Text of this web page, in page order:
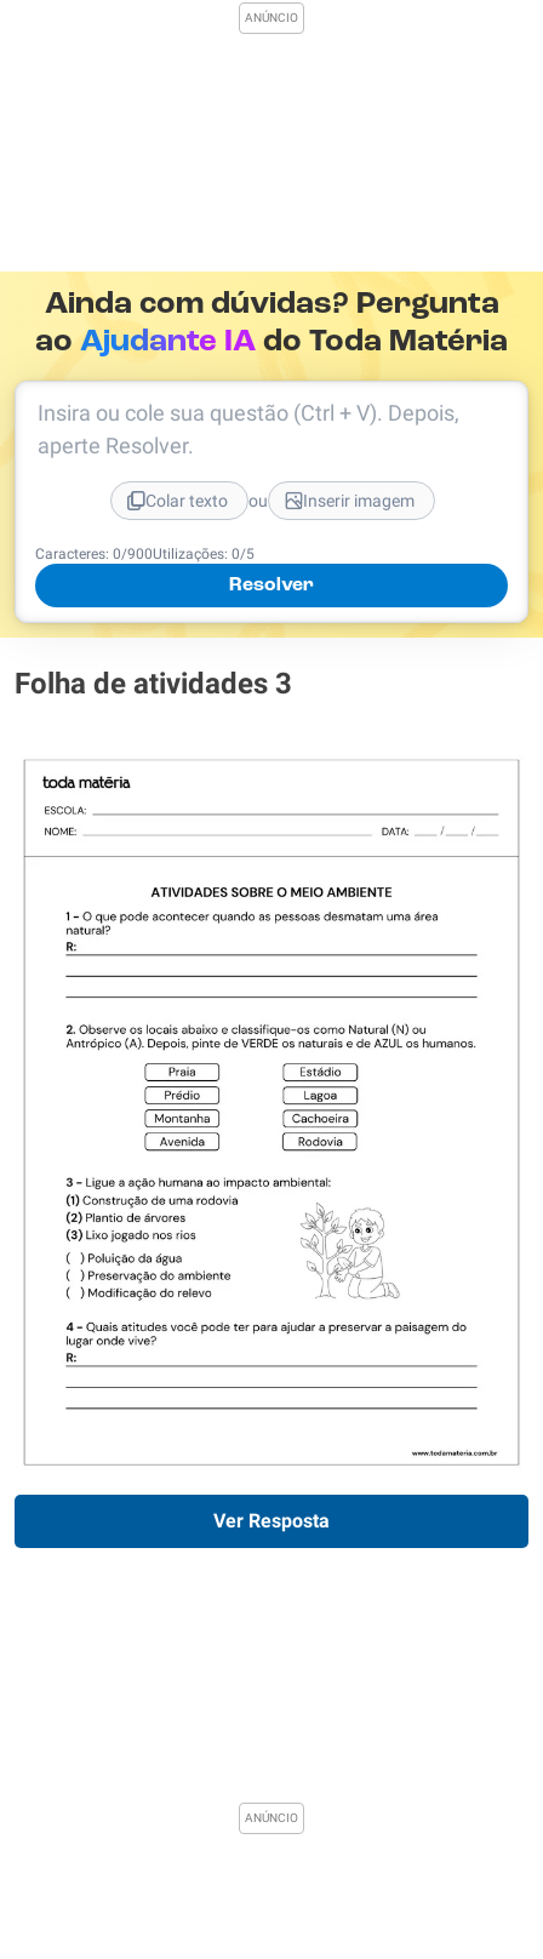
Ainda com dúvidas? Pergunta
aoAjudante IA do Toda Matéria
Caracteres: 0/900Utilizações: 0/5
Resolver
Insira ou cole sua questão (Ctrl + V). Depois,
aperte Resolver.
Colar texto ou Inserir imagem
Folha de atividades 3
Ver Resposta